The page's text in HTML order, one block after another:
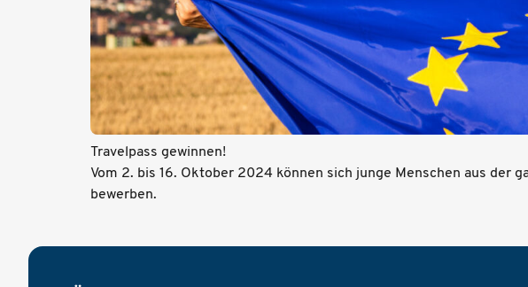
Travelpass gewinnen!
Vom 2. bis 16. Oktober 2024 können sich junge Menschen aus der
bewerben.